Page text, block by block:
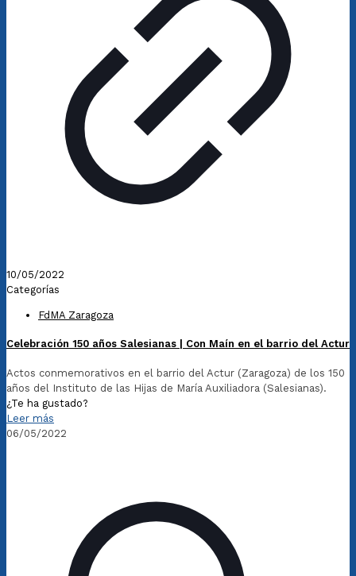
10/05/2022
Categorías
FdMA Zaragoza
Celebración 150 años Salesianas | Con Maín en el barrio del Actur
Actos conmemorativos en el barrio del Actur (Zaragoza) de los 150
años del Instituto de las Hijas de María Auxiliadora (Salesianas).
¿Te ha gustado?
Leer más
06/05/2022